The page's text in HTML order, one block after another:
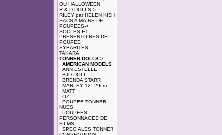
OU HALLOWEEN
R & D DOLLS->
RILEY par HELEN KISH
SACS A MAINS DE
POUPEES->
SOCLES ET
PRESENTOIRES DE
POUPEE
SYBARITES
TAKARA
TONNER DOLLS->
AMERICAN MODELS
ANN ESTELLE
BJD DOLL
BRENDA STARR
MARLEY 12" 29cm
MATT
OZ
POUPEE TONNER
NUES
POUPEES
PERSONNAGES DE
FILMS
SPECIALES TONNER